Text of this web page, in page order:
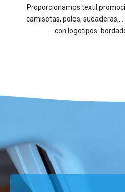
Proporcionamos textil
camisetas, polos,
con logotipos: